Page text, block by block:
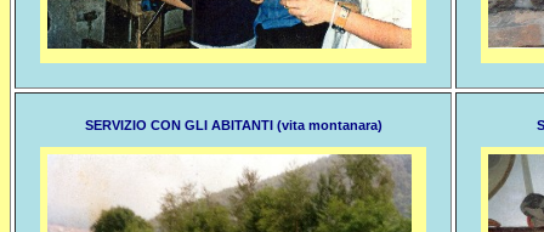
SERVIZIO CON GLI ABITANTI (vita montanara)